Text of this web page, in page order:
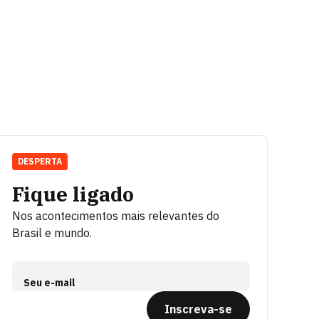
Fique ligado
Nos acontecimentos mais relevantes do
Brasil e mundo.
Seu e-mail
Inscreva-se
DESPERTA